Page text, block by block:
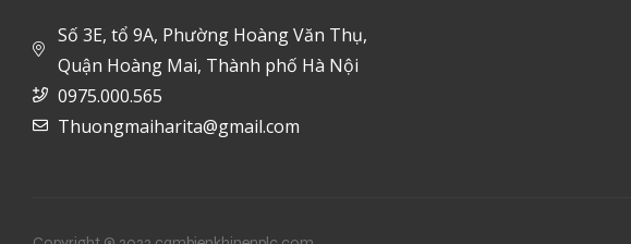
Số 3E, tổ 9A, Phường Hoàng Văn Thụ,
Quận Hoàng Mai, Thành phố Hà Nội
0975.000.565
Thuongmaiharita@gmail.com